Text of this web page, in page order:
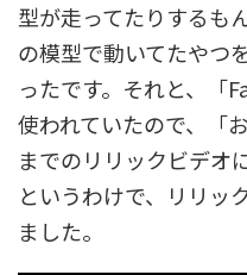
型が走ってたりするも
の模型で動いてたやつ
ったです。それと、「
使われていたので、「
までのリリックビデオ
というわけで、リリッ
ました。